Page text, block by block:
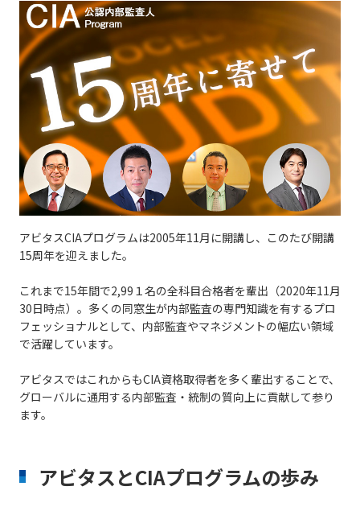
アビタスCIAプログラムは2005年11月に開講し、このたび開講
15周年を迎えました。
これまで15年間で2,99１名の全科目合格者を輩出（2020年11月
30日時点）。多くの同窓生が内部監査の専門知識を有するプロ
フェッショナルとして、内部監査やマネジメントの幅広い領域
で活躍しています。
アビタスではこれからもCIA資格取得者を多く輩出することで、
グローバルに通用する内部監査・統制の質向上に貢献して参り
ます。
アビタスとCIAプログラムの歩み